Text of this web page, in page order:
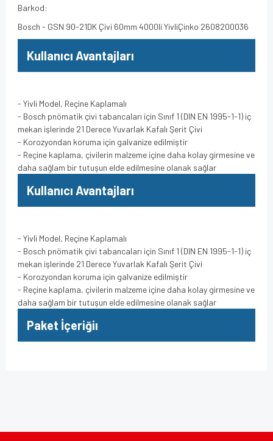
Barkod:
Bosch - GSN 90-21DK Çivi 60mm 4000li YivliÇinko 2608200036
Kullanıcı Avantajları
- Yivli Model, Reçine Kaplamalı
- Bosch pnömatik çivi tabancaları için Sınıf 1 (DIN EN 1995-1-1) iç
mekan işlerinde 21 Derece Yuvarlak Kafalı Şerit Çivi
- Korozyondan koruma için galvanize edilmiştir
- Reçine kaplama, çivilerin malzeme içine daha kolay girmesine ve
daha sağlam bir tutuşun elde edilmesine olanak sağlar
Kullanıcı Avantajları
- Yivli Model, Reçine Kaplamalı
- Bosch pnömatik çivi tabancaları için Sınıf 1 (DIN EN 1995-1-1) iç
mekan işlerinde 21 Derece Yuvarlak Kafalı Şerit Çivi
- Korozyondan koruma için galvanize edilmiştir
- Reçine kaplama, çivilerin malzeme içine daha kolay girmesine ve
daha sağlam bir tutuşun elde edilmesine olanak sağlar
Paket İçeriğiı